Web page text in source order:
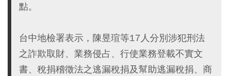
點。
台中地檢署表示，陳昱瑄等17人分別涉犯刑法
之詐欺取財、業務侵占、行使業務登載不實文
書、稅捐稽徵法之逃漏稅捐及幫助逃漏稅捐、商